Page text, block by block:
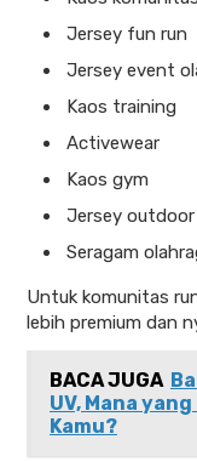
Jersey fun run
Jersey event
Kaos training
Activewear
Kaos gym
Jersey outdoor
Seragam
Untuk komunitas
lebih premium dan
BACA JUGA
UV, Mana
Kamu?